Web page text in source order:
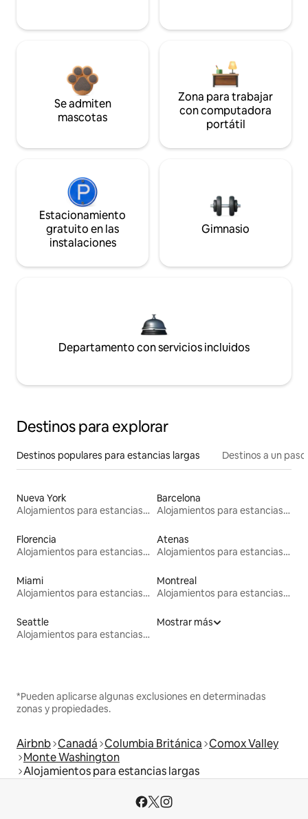
Se admiten
mascotas
Zona para trabajar
con computadora
portátil
Estacionamiento
gratuito en las
instalaciones
Gimnasio
Departamento con servicios incluidos
Destinos para explorar
Destinos populares para estancias largas Destinos a un
Nueva York
Alojamientos para estancias largas
Barcelona
Alojamientos para estancias largas
Florencia
Alojamientos para estancias largas
Atenas
Alojamientos para estancias largas
Miami
Alojamientos para estancias largas
Montreal
Alojamientos para estancias largas
Seattle
Alojamientos para estancias largas
Mostrar más
*Pueden aplicarse algunas exclusiones en determinadas
zonas y propiedades.
Airbnb Canadá Columbia Británica Comox Valley
Monte Washington
Alojamientos para estancias largas